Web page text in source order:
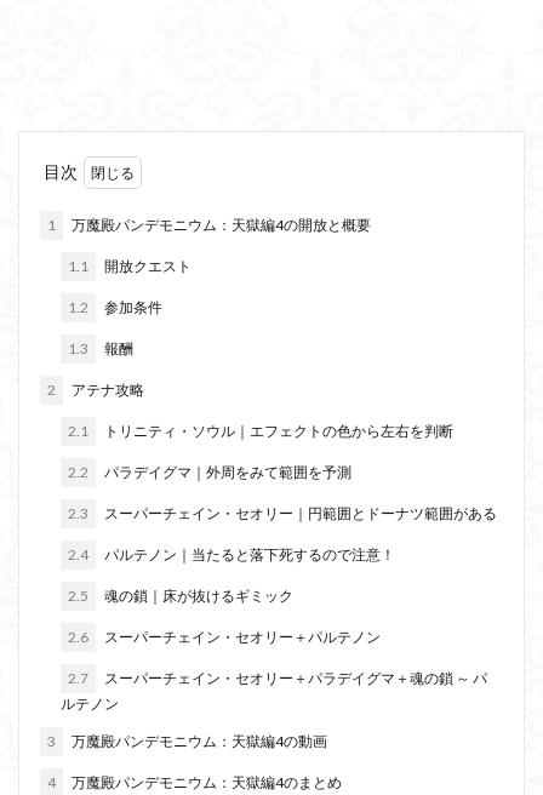
目次
1 万魔殿パンデモニウム：天獄編4の開放と概要
1.1 開放クエスト
1.2 参加条件
1.3 報酬
2 アテナ攻略
2.1 トリニティ・ソウル｜エフェクトの色から左右を判断
2.2 パラデイグマ｜外周をみて範囲を予測
2.3 スーパーチェイン・セオリー｜円範囲とドーナツ範囲がある
2.4 パルテノン｜当たると落下死するので注意！
2.5 魂の鎖｜床が抜けるギミック
2.6 スーパーチェイン・セオリー＋パルテノン
2.7
スーパーチェイン・セオリー＋パラデイグマ＋魂の鎖 ～ パ
ルテノン
3 万魔殿パンデモニウム：天獄編4の動画
4 万魔殿パンデモニウム：天獄編4のまとめ